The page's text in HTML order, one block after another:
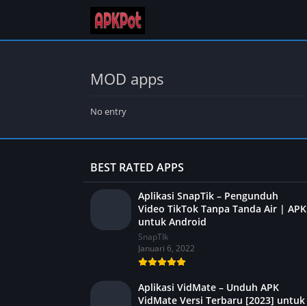
MOD apps
No entry
BEST RATED APPS
Aplikasi SnapTik – Pengunduh
Video TikTok Tanpa Tanda Air | APK
untuk Android
SnapTIk
Januari 6, 2022
Aplikasi VidMate – Unduh APK
VidMate Versi Terbaru [2023] untuk